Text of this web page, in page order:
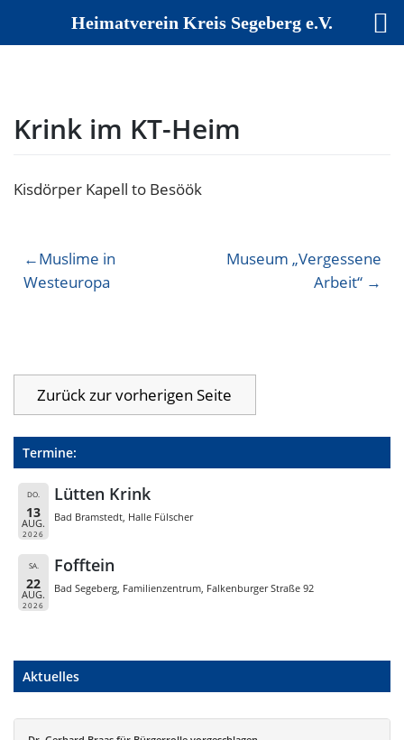
Krink im KT-Heim
Kisdörper Kapell to Besöök
Beitragsnavigation
Muslime in
Westeuropa
Museum „Vergessene
Arbeit“
Termine:
DO.
13
AUG.
2026
Lütten Krink
Bad Bramstedt, Halle Fülscher
SA.
22
AUG.
2026
Fofftein
Bad Segeberg, Familienzentrum, Falkenburger Straße 92
Aktuelles
Heimatverein Kreis Segeberg e.V.